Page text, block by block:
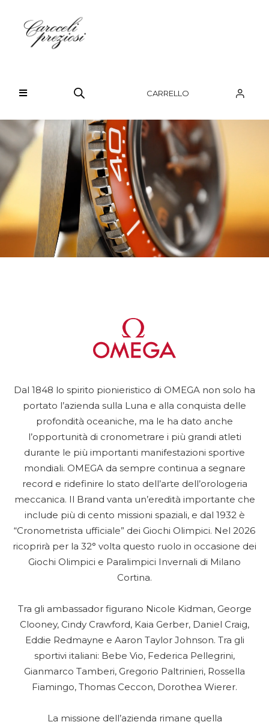
CARRELLO
CHI SIAMO
BRAND
OROLOGI
GIOIELLI
CONTATTI
Dal 1848 lo spirito pionieristico di OMEGA non solo ha
portato l’azienda sulla Luna e alla conquista delle
profondità oceaniche, ma le ha dato anche
l’opportunità di cronometrare i più grandi atleti
durante le più importanti manifestazioni sportive
mondiali. OMEGA da sempre continua a segnare
record e ridefinire lo stato dell’arte dell’orologeria
meccanica. Il Brand vanta un’eredità importante che
include più di cento missioni spaziali, e dal 1932 è
“Cronometrista ufficiale” dei Giochi Olimpici. Nel 2026
ricoprirà per la 32° volta questo ruolo in occasione dei
Giochi Olimpici e Paralimpici Invernali di Milano
Cortina.
Tra gli ambassador figurano Nicole Kidman, George
Clooney, Cindy Crawford, Kaia Gerber, Daniel Craig,
Eddie Redmayne e Aaron Taylor Johnson. Tra gli
sportivi italiani: Bebe Vio, Federica Pellegrini,
Gianmarco Tamberi, Gregorio Paltrinieri, Rossella
Fiamingo, Thomas Ceccon, Dorothea Wierer.
La missione dell’azienda rimane quella